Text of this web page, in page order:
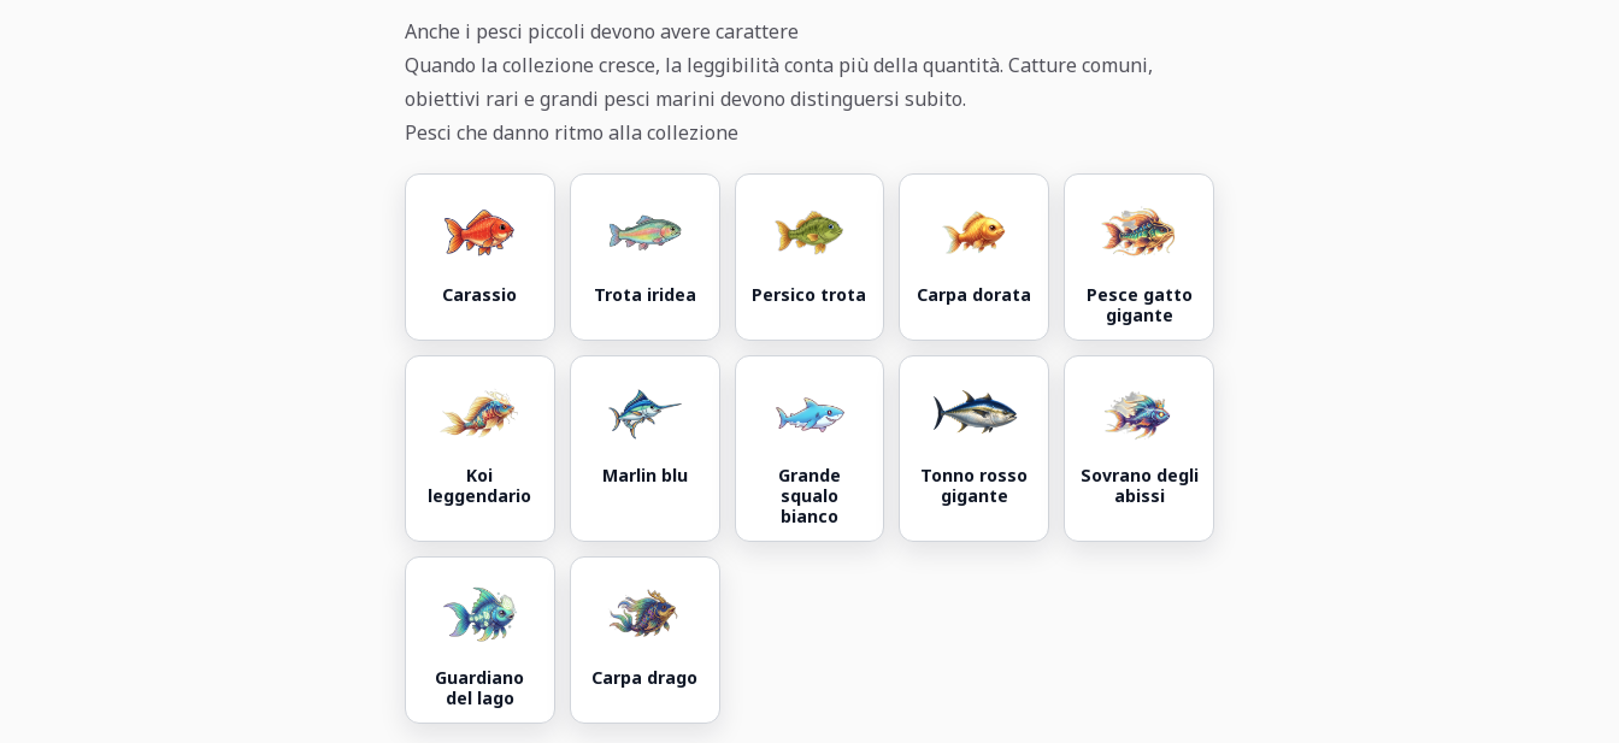
Anche i pesci piccoli devono avere carattere
Quando la collezione cresce, la leggibilità conta più della quantità. Catture comuni,
obiettivi rari e grandi pesci marini devono distinguersi subito.
Pesci che danno ritmo alla collezione
Carassio Trota iridea Persico trota Carpa dorata
Pesce gatto
gigante
Koi
leggendario
Marlin blu
Grande
squalo
bianco
Tonno rosso
gigante
Sovrano degli
abissi
Guardiano
del lago
Carpa drago